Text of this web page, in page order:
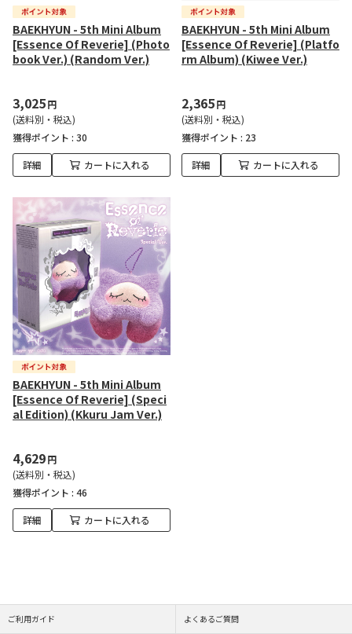
BAEKHYUN - 5th Mini Album
[Essence Of Reverie] (Photo
book Ver.) (Random Ver.)
3,025円
(送料別・税込)
獲得ポイント : 30
詳細 カートに入れる
BAEKHYUN - 5th Mini Album
[Essence Of Reverie] (Platfo
rm Album) (Kiwee Ver.)
2,365円
(送料別・税込)
獲得ポイント : 23
詳細 カートに入れる
BAEKHYUN - 5th Mini Album
[Essence Of Reverie] (Speci
al Edition) (Kkuru Jam Ver.)
4,629円
(送料別・税込)
獲得ポイント : 46
詳細 カートに入れる
ご利用ガイド よくあるご質問